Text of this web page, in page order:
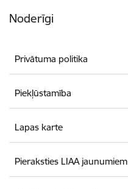
Noderīgi
Privātuma politika
Piekļūstamība
Lapas karte
Pieraksties LIAA jaunumiem